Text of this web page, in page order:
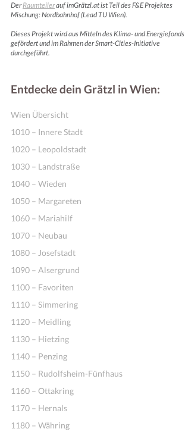
Online Shops
DerRaumteilerauf imGrätzl.at ist Teil des F&E Projektes
Mischung: Nordbahnhof (Lead TU Wien).
Dieses Projekt wird aus Mitteln des Klima- und Energiefonds
gefördert und im Rahmen der Smart-Cities-Initiative
durchgeführt.
Entdecke dein Grätzl in Wien:
Wien Übersicht
1010 – Innere Stadt
1020 – Leopoldstadt
1030 – Landstraße
1040 – Wieden
1050 – Margareten
1060 – Mariahilf
1070 – Neubau
1080 – Josefstadt
1090 – Alsergrund
1100 – Favoriten
1110 – Simmering
1120 – Meidling
1130 – Hietzing
1140 – Penzing
1150 – Rudolfsheim-Fünfhaus
1160 – Ottakring
1170 – Hernals
1180 – Währing